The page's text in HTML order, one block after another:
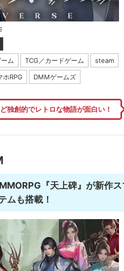
ム TCG／カードゲーム steam
ホRPG DMMゲームズ
独創的でレトロな物語が面白い！
『天上碑』が新作
ムも搭載！